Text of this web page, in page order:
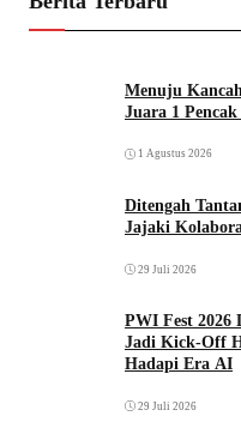
Menuju
Juara 1
1 Agustus 2026
Ditengah
Jajaki
29 Juli 2026
PWI Fest 2026
Jadi Kick-Off
Hadapi Era AI
29 Juli 2026